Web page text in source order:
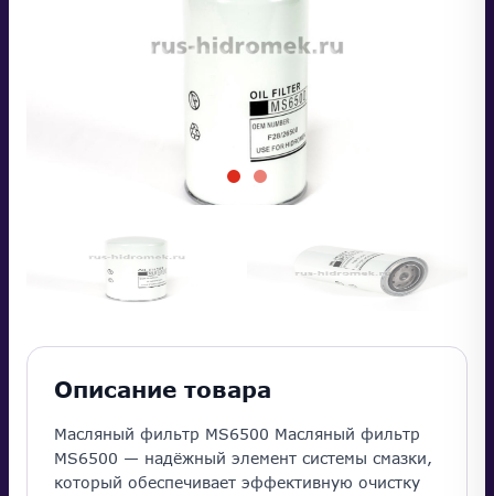
Описание товара
Масляный фильтр MS6500 Масляный фильтр
MS6500 — надёжный элемент системы смазки,
который обеспечивает эффективную очистку